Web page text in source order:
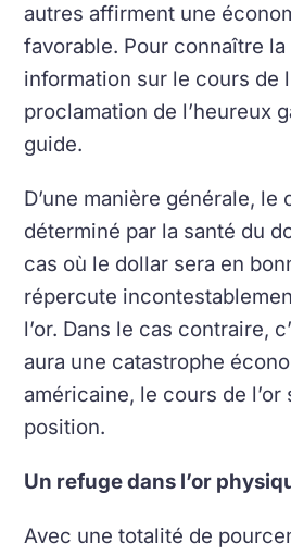
autres affirment une
favorable. Pour connaître
information sur le cours de
proclamation de l’heureux
guide.
D’une manière générale, le
déterminé par la santé du
cas où le dollar sera en
répercute
l’or. Dans le cas contraire,
aura une catastrophe
américaine, le cours de l’or
position.
Un refuge dans l’or
Avec une totalité de